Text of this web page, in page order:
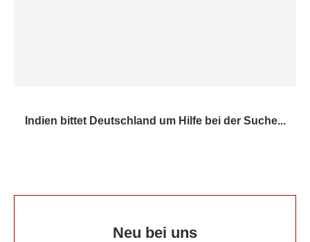
Indien bittet Deutschland um Hilfe bei der Suche...
Neu bei uns